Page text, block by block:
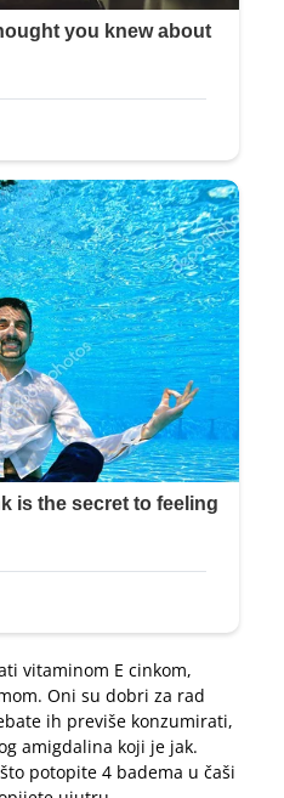
vitaminom E cinkom,
Oni su dobri za rad
ih previše konzumirati,
amigdalina koji je jak.
potopite 4 badema u čaši